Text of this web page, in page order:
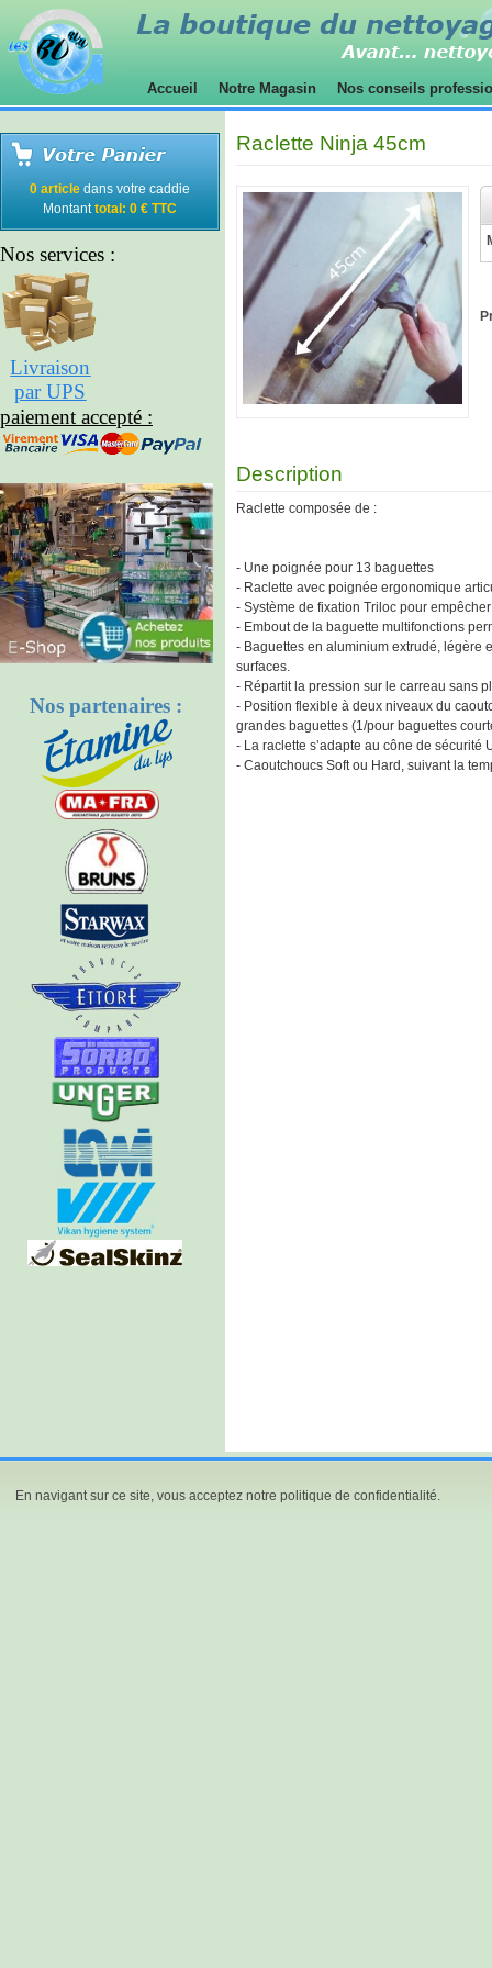
Accueil Notre Magasin Nos conseils
0 article dans votre caddie
Montanttotal: 0 € TTC
Nos services :
Livraison
par UPS
paiement accepté :
Nos partenaires :
Raclette Ninja 45cm
Description
Raclette composée de :
- Une poignée pour 13 baguettes
- Raclette avec poignée ergonomique
- Système de fixation Triloc pour
- Embout de la baguette multifonctions
- Baguettes en aluminium extrudé, légère
surfaces.
- Répartit la pression sur le carreau sans
- Position flexible à deux niveaux du
grandes baguettes (1/pour baguettes
- La raclette s’adapte au cône de
- Caoutchoucs Soft ou Hard, suivant la
En navigant sur ce site, vous acceptez notre politique de confidentialité.